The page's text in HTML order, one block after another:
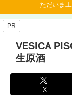
ただいま
PR
VESICA
生原酒
X